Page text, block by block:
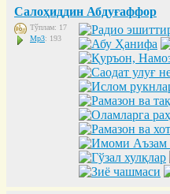
Салоҳиддин Абдуғаффор
Тўплам: 17
Mp3: 193